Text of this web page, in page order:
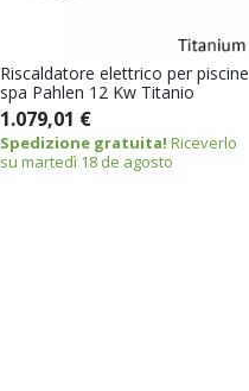
Riscaldatore elettrico per piscine
spa Pahlen 12 Kw Titanio
1.079,01 €
Spedizione gratuita! Riceverlo
su martedì 18 de agosto